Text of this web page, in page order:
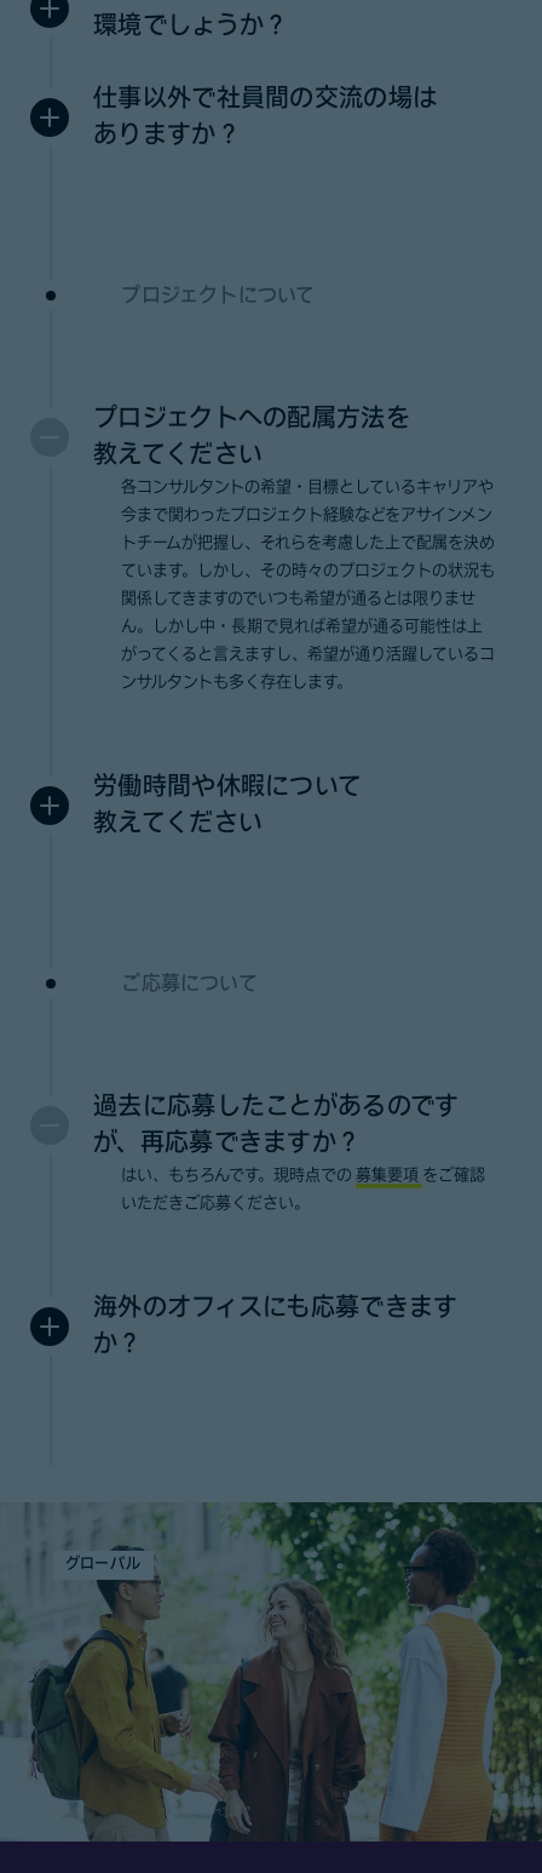
環境でしょうか？
仕事以外で社員間の交流の場は
ありますか？
プロジェクトについて
プロジェクトへの配属方法を
教えてください
各コンサルタントの希望・目標としているキャリアや
今まで関わったプロジェクト経験などをアサインメン
トチームが把握し、それらを考慮した上で配属を決め
ています。しかし、その時々のプロジェクトの状況も
関係してきますのでいつも希望が通るとは限りませ
ん。しかし中・長期で見れば希望が通る可能性は上
がってくると言えますし、希望が通り活躍しているコ
ンサルタントも多く存在します。
労働時間や休暇について
教えてください
ご応募について
過去に応募したことがあるのです
が、再応募できますか？
はい、もちろんです。現時点での募集要項 をご確認
いただきご応募ください。
海外のオフィスにも応募できます
か？
グローバル